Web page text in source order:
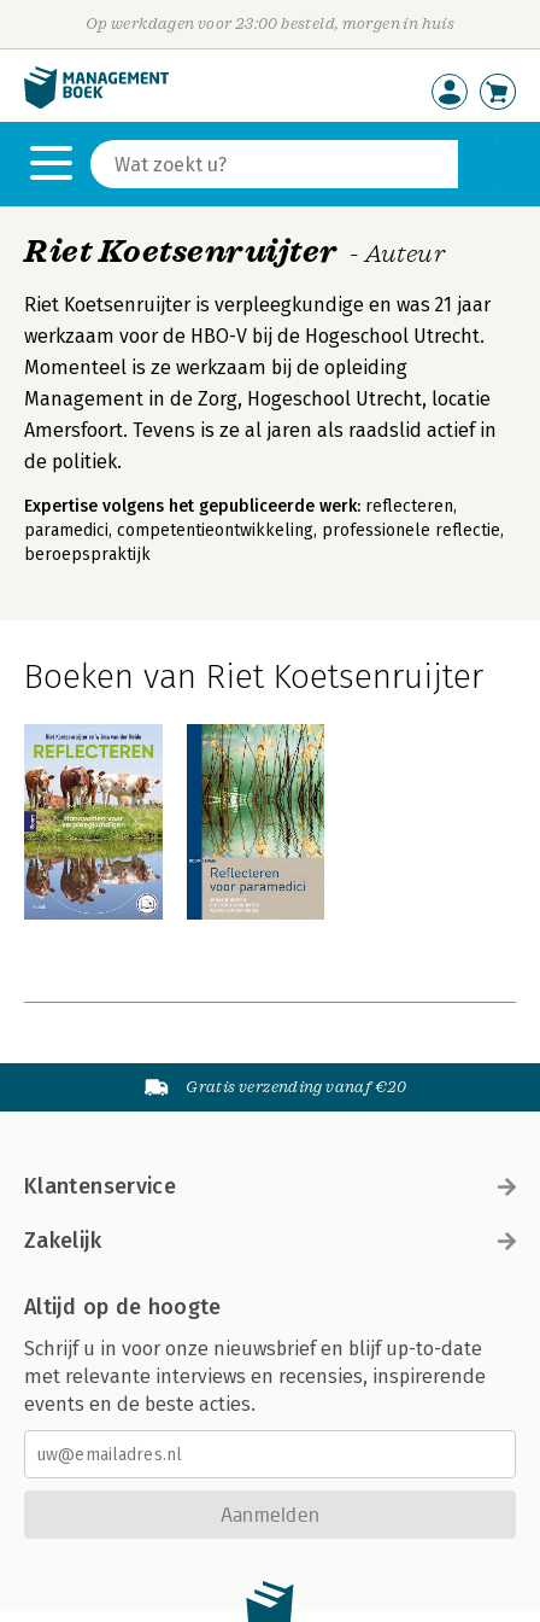
Op werkdagen voor 23:00 besteld, morgen in huis
Riet Koetsenruijter - Auteur
Riet Koetsenruijter is verpleegkundige en was 21 jaar
werkzaam voor de HBO-V bij de Hogeschool Utrecht.
Momenteel is ze werkzaam bij de opleiding
Management in de Zorg, Hogeschool Utrecht, locatie
Amersfoort. Tevens is ze al jaren als raadslid actief in
de politiek.
Expertise volgens het gepubliceerde werk: reflecteren,
paramedici, competentieontwikkeling, professionele reflectie,
beroepspraktijk
Boeken van Riet Koetsenruijter
Gratis verzending vanaf €20
Klantenservice
Zakelijk
Altijd op de hoogte
Schrijf u in voor onze nieuwsbrief en blijf up-to-date
met relevante interviews en recensies, inspirerende
events en de beste acties.
Aanmelden